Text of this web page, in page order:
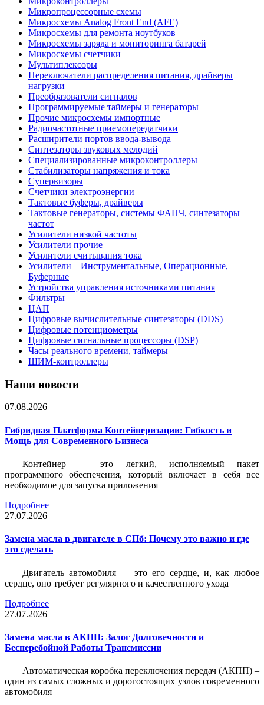
Микропроцессорные схемы
Микросхемы Analog Front End (AFE)
Микросхемы для ремонта ноутбуков
Микросхемы заряда и мониторинга батарей
Микросхемы счетчики
Мультиплексоры
Переключатели распределения питания, драйверы
нагрузки
Преобразователи сигналов
Программируемые таймеры и генераторы
Прочие микросхемы импортные
Радиочастотные приемопередатчики
Расширители портов ввода-вывода
Синтезаторы звуковых мелодий
Специализированные микроконтроллеры
Стабилизаторы напряжения и тока
Супервизоры
Счетчики электроэнергии
Тактовые буферы, драйверы
Тактовые генераторы, системы ФАПЧ, синтезаторы
частот
Усилители низкой частоты
Усилители прочие
Усилители считывания тока
Усилители – Инструментальные, Операционные,
Буферные
Устройства управления источниками питания
Фильтры
ЦАП
Цифровые вычислительные синтезаторы (DDS)
Цифровые потенциометры
Цифровые сигнальные процессоры (DSP)
Часы реального времени, таймеры
ШИМ-контроллеры
Наши новости
07.08.2026
Гибридная Платформа Контейнеризации: Гибкость и
Мощь для Современного Бизнеса
Контейнер — это легкий, исполняемый пакет
программного обеспечения, который включает в себя все
необходимое для запуска приложения
Подробнее
27.07.2026
Замена масла в двигателе в СПб: Почему это важно и где
это сделать
Двигатель автомобиля — это его сердце, и, как любое
сердце, оно требует регулярного и качественного ухода
Подробнее
27.07.2026
Замена масла в АКПП: Залог Долговечности и
Бесперебойной Работы Трансмиссии
Автоматическая коробка переключения передач (АКПП) –
один из самых сложных и дорогостоящих узлов современного
автомобиля